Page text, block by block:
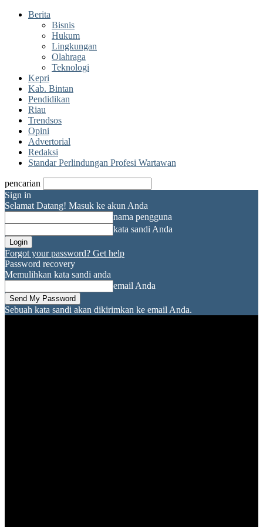
Berita
Bisnis
Hukum
Lingkungan
Olahraga
Teknologi
Kepri
Kab. Bintan
Pendidikan
Riau
Trendsos
Opini
Advertorial
Redaksi
Standar Perlindungan Profesi Wartawan
pencarian
Sign in
Selamat Datang! Masuk ke akun Anda
nama pengguna
kata sandi Anda
Forgot your password? Get help
Password recovery
Memulihkan kata sandi anda
email Anda
Sebuah kata sandi akan dikirimkan ke email Anda.